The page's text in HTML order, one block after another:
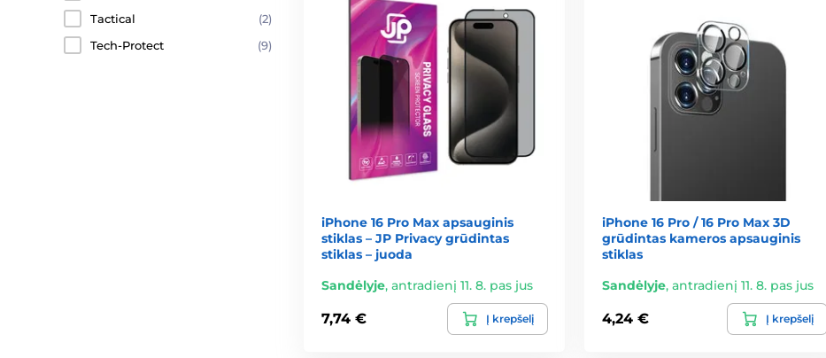
Tactical
(2)
Tech-Protect
(9)
iPhone 16 Pro Max apsauginis
stiklas – JP Privacy grūdintas
stiklas – juoda
Sandėlyje, antradienį 11. 8. pas jus
7,74 € Į krepšelį
iPhone 16 Pro / 16 Pro Max 3D
grūdintas kameros apsauginis
stiklas
Sandėlyje, antradienį 11. 8. pas jus
4,24 € Į krepšelį